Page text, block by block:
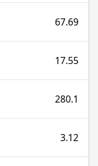
67.69
17.55
280.1
3.12